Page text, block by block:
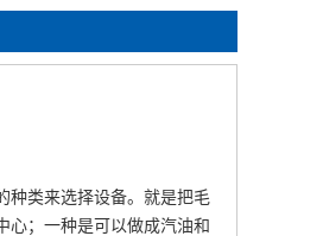
种类来选择设备。就是把毛
心；一种是可以做成汽油和